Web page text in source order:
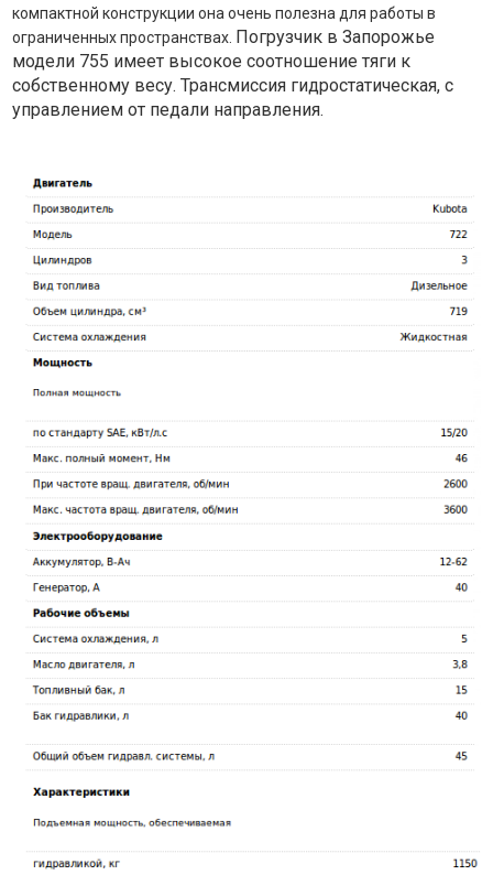
компактной конструкции она очень полезна для работы в
ограниченных пространствах. Погрузчик в Запорожье
модели 755 имеет высокое соотношение тяги к
собственному весу. Трансмиссия гидростатическая, с
управлением от педали направления.